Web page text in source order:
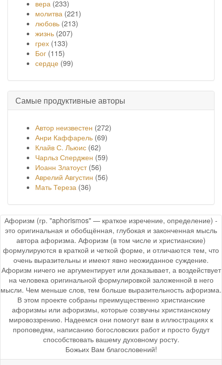
вера (233)
молитва (221)
любовь (213)
жизнь (207)
грех (133)
Бог (115)
сердце (99)
Самые продуктивные авторы
Автор неизвестен (272)
Анри Каффарель (69)
Клайв С. Льюис (62)
Чарльз Сперджен (59)
Иоанн Златоуст(56)
Аврелий Августин (56)
Мать Тереза (36)
Афоризм (гр. "aphorismos" — краткое изречение, определение) -
это оригинальная и обобщённая, глубокая и законченная мысль
автора афоризма. Афоризм (в том числе и христианские)
формулируются в краткой и четкой форме, и отличаются тем, что
очень выразительны и имеют явно неожиданное суждение.
Афоризм ничего не аргументирует или доказывает, а воздействует
на человека оригинальной формулировкой заложенной в него
мысли. Чем меньше слов, тем больше выразительность афоризма.
В этом проекте собраны преимущественно христианские
афоризмы или афоризмы, которые созвучны христианскому
мировоззрению. Надеемся они помогут вам в иллюстрациях к
проповедям, написанию богословских работ и просто будут
способствовать вашему духовному росту.
Божьих Вам благословений!